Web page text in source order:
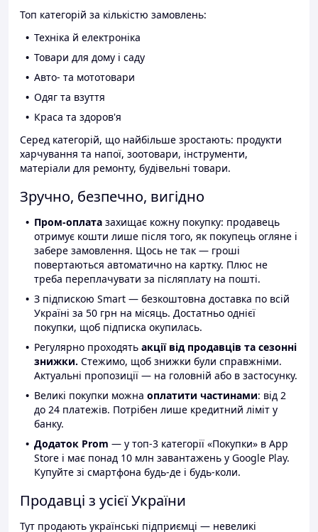
Топ категорій за кількістю замовлень:
Техніка й електроніка
Товари для дому і саду
Авто- та мототовари
Одяг та взуття
Краса та здоров'я
Серед категорій, що найбільше зростають: продукти
харчування та напої, зоотовари, інструменти,
матеріали для ремонту, будівельні товари.
Зручно, безпечно, вигідно
Пром-оплата захищає кожну покупку: продавець
отримує кошти лише після того, як покупець огляне і
забере замовлення. Щось не так — гроші
повертаються автоматично на картку. Плюс не
треба переплачувати за післяплату на пошті.
З підпискою Smart — безкоштовна доставка по всій
Україні за 50 грн на місяць. Достатньо однієї
покупки, щоб підписка окупилась.
Регулярно проходять акції від продавців та сезонні
знижки. Стежимо, щоб знижки були справжніми.
Актуальні пропозиції — на головній або в застосунку.
Великі покупки можна оплатити частинами: від 2
до 24 платежів. Потрібен лише кредитний ліміт у
банку.
Додаток Prom — у топ-3 категорії «Покупки» в App
Store і має понад 10 млн завантажень у Google Play.
Купуйте зі смартфона будь-де і будь-коли.
Продавці з усієї України
Тут продають українські підприємці — невеликі